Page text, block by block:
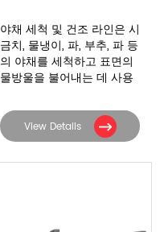
야채 세척 및 건조 라인은 시
금치, 물냉이, 파, 부추, 파 등
의 야채를 세척하고 표면의
물방울을 불어내는 데 사용
View Details